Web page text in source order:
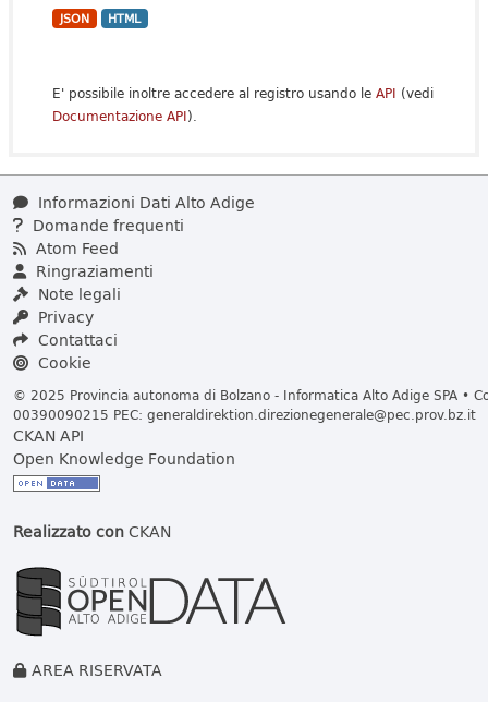
JSON HTML
E' possibile inoltre accedere al registro usando le API (vedi
Documentazione API).
Informazioni Dati Alto Adige
Domande frequenti
Atom Feed
Ringraziamenti
Note legali
Privacy
Contattaci
Cookie
© 2025 Provincia autonoma di Bolzano - Informatica Alto Adige SPA •
00390090215 PEC: generaldirektion.direzionegenerale@pec.prov.bz.it
CKAN API
Open Knowledge Foundation
Realizzato conCKAN
AREA RISERVATA